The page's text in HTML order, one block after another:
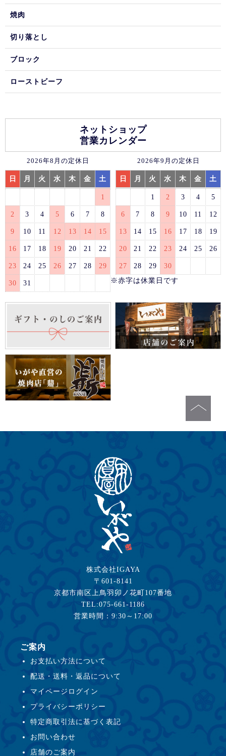
焼肉
切り落とし
ブロック
ローストビーフ
ネットショップ
営業カレンダー
2026年8月の定休日
日 月 火 水 木 金 土
1
2 3 4 5 6 7 8
9 10 11 12 13 14 15
16 17 18 19 20 21 22
23 24 25 26 27 28 29
30 31
2026年9月の定休日
日 月 火 水 木 金 土
1 2 3 4 5
6 7 8 9 10 11 12
13 14 15 16 17 18 19
20 21 22 23 24 25 26
27 28 29
30
※赤字は休業日です
株式会社IGAYA
〒601-8141
京都市南区上鳥羽卯ノ花町107番地
TEL:075-661-1186
営業時間：9:30～17:00
ご案内
お支払い方法について
配送・送料・返品について
マイページログイン
プライバシーポリシー
特定商取引法に基づく表記
お問い合わせ
店舗のご案内